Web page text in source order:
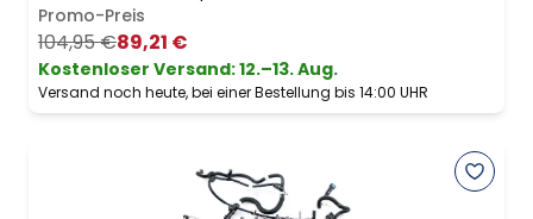
Promo-Preis
104,95 €89,21 €
Kostenloser Versand:12.–13. Aug.
Versand noch heute, bei einer Bestellung bis 14:00 UHR